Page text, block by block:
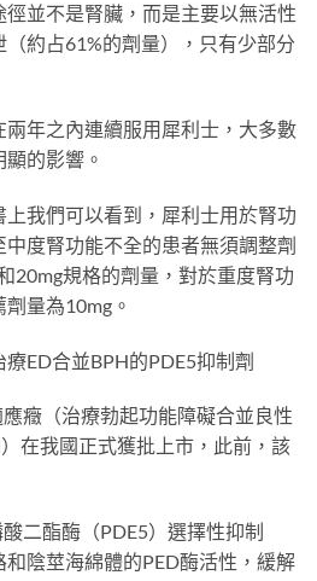
並不是腎臟，而是主要以無活性
約占61%的劑量），只有少部分
年之內連續服用犀利士，大多數
的影響。
我們可以看到，犀利士用於腎功
度腎功能不全的患者無須調整劑
20mg規格的劑量，對於重度腎功
量為10mg。
ED合並BPH的PDE5抑制劑
癥（治療勃起功能障礙合並良性
在我國正式獲批上市，此前，該
二酯酶（PDE5）選擇性抑制
陰莖海綿體的PED酶活性，緩解